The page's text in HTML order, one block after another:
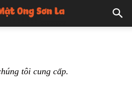
tôi cung cấp.